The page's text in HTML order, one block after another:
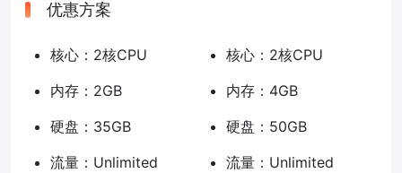
优惠方案
核心：2核CPU
内存：2GB
硬盘：35GB
流量：Unlimited
核心：2核CPU
内存：4GB
硬盘：50GB
流量：Unlimited